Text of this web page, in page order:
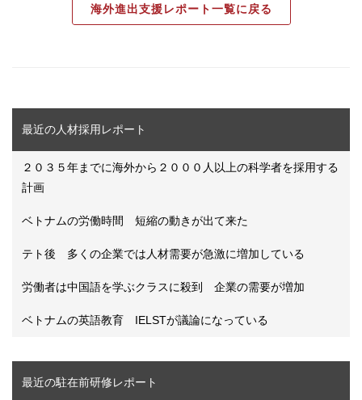
海外進出支援レポート一覧に戻る
最近の人材採用レポート
２０３５年までに海外から２０００人以上の科学者を採用する
計画
ベトナムの労働時間 短縮の動きが出て来た
テト後 多くの企業では人材需要が急激に増加している
労働者は中国語を学ぶクラスに殺到 企業の需要が増加
ベトナムの英語教育 IELSTが議論になっている
最近の駐在前研修レポート